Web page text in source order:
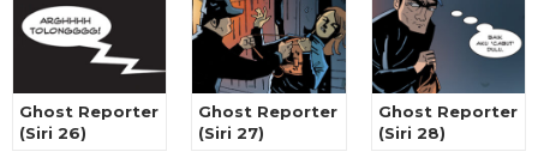
Ghost Reporter
(Siri 26)
Ghost Reporter
(Siri 27)
Ghost Reporter
(Siri 28)